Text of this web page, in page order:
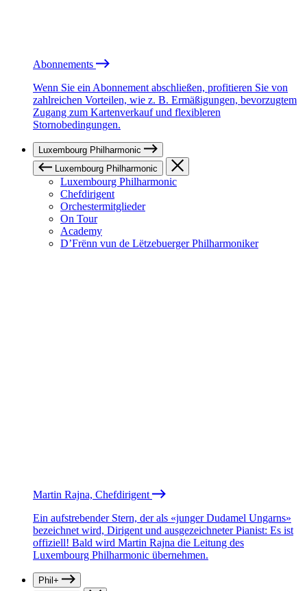
Abonnements
Wenn Sie ein Abonnement abschließen, profitieren Sie von
zahlreichen Vorteilen, wie z. B. Ermäßigungen, bevorzugtem
Zugang zum Kartenverkauf und flexibleren
Stornobedingungen.
Luxembourg Philharmonic
Luxembourg Philharmonic
Luxembourg Philharmonic
Chefdirigent
Orchestermitglieder
On Tour
Academy
D’Frënn vun de Lëtzebuerger Philharmoniker
Martin Rajna, Chefdirigent
Ein aufstrebender Stern, der als «junger Dudamel Ungarns»
bezeichnet wird, Dirigent und ausgezeichneter Pianist: Es ist
offiziell! Bald wird Martin Rajna die Leitung des
Luxembourg Philharmonic übernehmen.
Phil+